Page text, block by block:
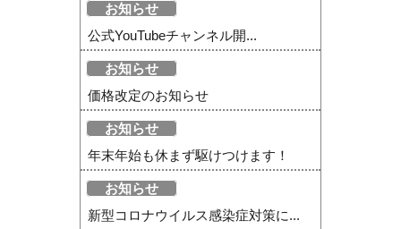
お知らせ
公式YouTubeチャンネル開...
お知らせ
価格改定のお知らせ
お知らせ
年末年始も休まず駆けつけます！
お知らせ
新型コロナウイルス感染症対策に...